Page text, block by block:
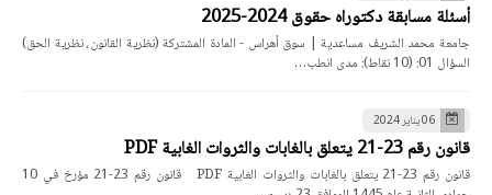
أسئلة مسابقة دكتوراه حقوق 2024-2025
جامعة محمد الشريف مساعدية | سوق أهراس - المادة المشتركة (نظرية القانون، نظرية الحق)
السؤال 01: (10 نقاط): مدى انطب…
06 يناير 2024
قانون رقم 23-21 يتعلق بالغابات والثروات الغابية PDF
قانون رقم 23-21 يتعلق بالغابات والثروات الغابية PDF قانون رقم 23-21 مؤرخ في 10